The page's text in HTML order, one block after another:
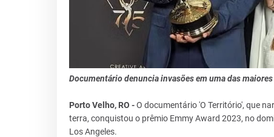
Documentário denuncia invasões em uma das
Porto Velho, RO -O documentário 'O Território', que
terra, conquistou o prêmio Emmy Award 2023, no
Los Angeles.